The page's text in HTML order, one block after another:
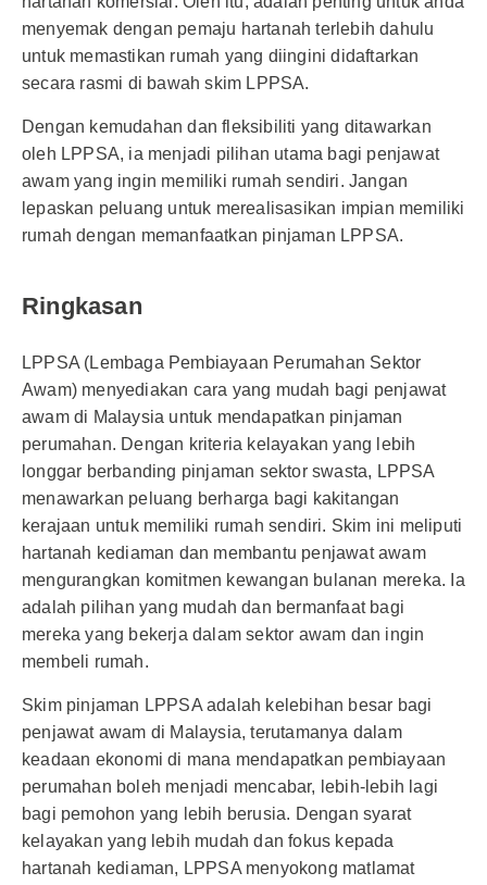
menyemak dengan pemaju hartanah terlebih dahulu
untuk memastikan rumah yang diingini didaftarkan
secara rasmi di bawah skim LPPSA.
Dengan kemudahan dan fleksibiliti yang ditawarkan
oleh LPPSA, ia menjadi pilihan utama bagi penjawat
awam yang ingin memiliki rumah sendiri. Jangan
lepaskan peluang untuk merealisasikan impian memiliki
rumah dengan memanfaatkan pinjaman LPPSA.
Ringkasan
LPPSA (Lembaga Pembiayaan Perumahan Sektor
Awam) menyediakan cara yang mudah bagi penjawat
awam di Malaysia untuk mendapatkan pinjaman
perumahan. Dengan kriteria kelayakan yang lebih
longgar berbanding pinjaman sektor swasta, LPPSA
menawarkan peluang berharga bagi kakitangan
kerajaan untuk memiliki rumah sendiri. Skim ini meliputi
hartanah kediaman dan membantu penjawat awam
mengurangkan komitmen kewangan bulanan mereka. Ia
adalah pilihan yang mudah dan bermanfaat bagi
mereka yang bekerja dalam sektor awam dan ingin
membeli rumah.
Skim pinjaman LPPSA adalah kelebihan besar bagi
penjawat awam di Malaysia, terutamanya dalam
keadaan ekonomi di mana mendapatkan pembiayaan
perumahan boleh menjadi mencabar, lebih-lebih lagi
bagi pemohon yang lebih berusia. Dengan syarat
kelayakan yang lebih mudah dan fokus kepada
hartanah kediaman, LPPSA menyokong matlamat